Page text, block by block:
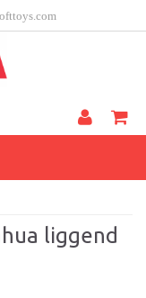
liggend